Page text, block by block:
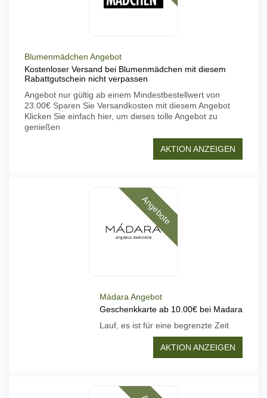
Blumenmädchen Angebot
Kostenloser Versand bei Blumenmädchen mit diesem
Rabattgutschein nicht verpassen
Angebot nur gültig ab einem Mindestbestellwert von
23.00€ Sparen Sie Versandkosten mit diesem Angebot
Klicken Sie einfach hier, um dieses tolle Angebot zu
genießen
AKTION ANZEIGEN
Angebote
Mádara Angebot
Geschenkkarte ab 10.00€ bei Madara
Lauf, es ist für eine begrenzte Zeit
AKTION ANZEIGEN